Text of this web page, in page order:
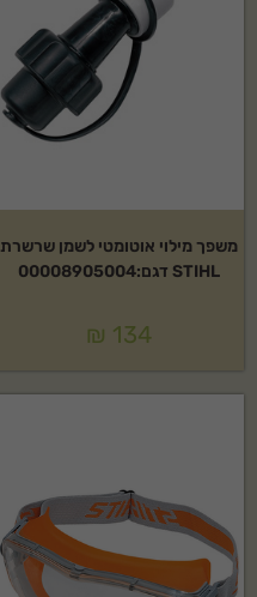
משפך מילוי אוטומטי לשמן שרשרת
STIHL דגם:00008905004
₪ 134